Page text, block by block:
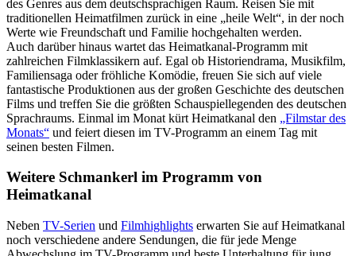
des Genres aus dem deutschsprachigen Raum. Reisen Sie mit
traditionellen Heimatfilmen zurück in eine „heile Welt“, in der noch
Werte wie Freundschaft und Familie hochgehalten werden.
Auch darüber hinaus wartet das Heimatkanal-Programm mit
zahlreichen Filmklassikern auf. Egal ob Historiendrama, Musikfilm,
Familiensaga oder fröhliche Komödie, freuen Sie sich auf viele
fantastische Produktionen aus der großen Geschichte des deutschen
Films und treffen Sie die größten Schauspiellegenden des deutschen
Sprachraums. Einmal im Monat kürt Heimatkanal den „Filmstar des
Monats“ und feiert diesen im TV-Programm an einem Tag mit
seinen besten Filmen.
Weitere Schmankerl im Programm von
Heimatkanal
Neben TV-Serien und Filmhighlights erwarten Sie auf Heimatkanal
noch verschiedene andere Sendungen, die für jede Menge